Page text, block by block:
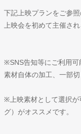
下記上映プランをご参
上映会を初めて主催され
※SNS告知等にご利用可
素材自体の加工、一部
※上映素材として選択が
グ）がオススメです。